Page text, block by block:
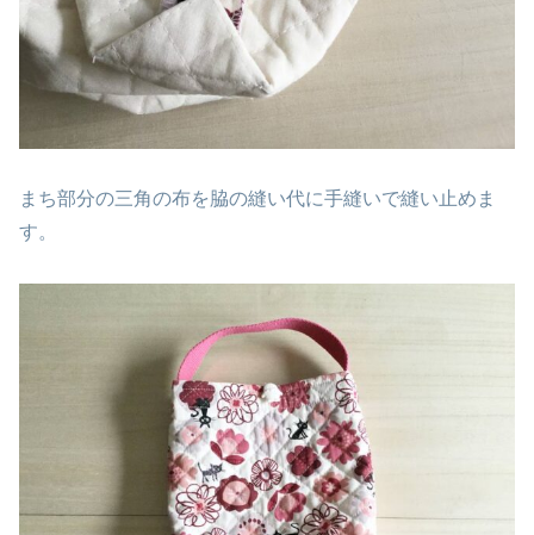
まち部分の三角の布を脇の縫い代に手縫いで縫い止めま
す。